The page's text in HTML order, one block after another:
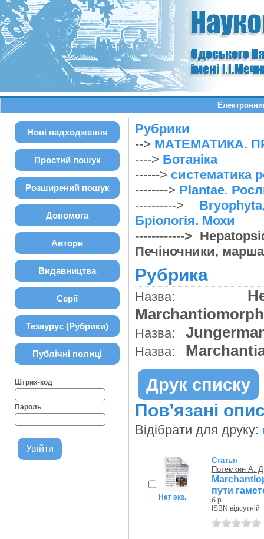
Нові надходження
Простий пошук
Розширений пошук
Допомога
Автори
Видавництва
Серії
Тезаурус (Рубрики)
Публічні полиці
Штрих-код
Пароль
Рубрики
--> МАТЕМАТИКА.
----> Ботаніка
------> систематика
--------> Plantae.
---------->
Бріологія. Мохи
------------>
Печіночники,
Рубрика
Назва:
Назва:
Назва:
Друк списку
Пов’язані
Відібрати для друку:
Нет экз.
Статья
Потемкин А.
пути
б.р.
ISBN відсутній